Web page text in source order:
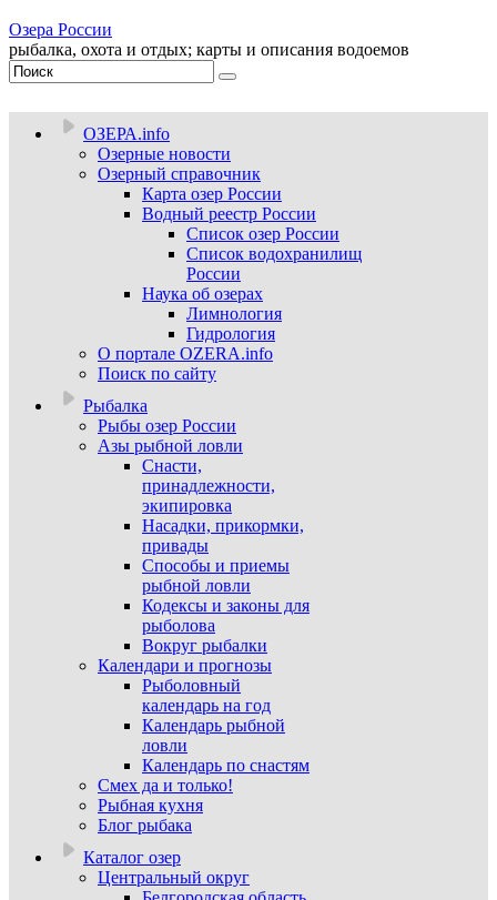
Озера России
рыбалка, охота и отдых; карты и описания водоемов
ОЗЕРА.info
Озерные новости
Озерный справочник
Карта озер России
Водный реестр России
Список озер России
Список водохранилищ
России
Наука об озерах
Лимнология
Гидрология
О портале OZERA.info
Поиск по сайту
Рыбалка
Рыбы озер России
Азы рыбной ловли
Снасти,
принадлежности,
экипировка
Насадки, прикормки,
привады
Способы и приемы
рыбной ловли
Кодексы и законы для
рыболова
Вокруг рыбалки
Календари и прогнозы
Рыболовный
календарь на год
Календарь рыбной
ловли
Календарь по снастям
Смех да и только!
Рыбная кухня
Блог рыбака
Каталог озер
Центральный округ